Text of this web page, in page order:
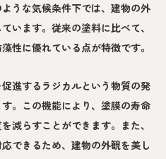
うな気候条件下では、建物の外
います。従来の塗料に比べて、
性に優れている点が特徴です。
進するラジカルという物質の発
。この機能により、塗膜の寿命
減らすことができます。また、
できるため、建物の外観を美し